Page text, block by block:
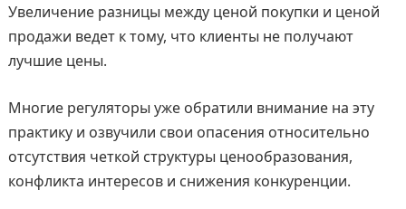
Увеличение разницы между ценой покупки и ценой
продажи ведет к тому, что клиенты не получают
лучшие цены.
Многие регуляторы уже обратили внимание на эту
практику и озвучили свои опасения относительно
отсутствия четкой структуры ценообразования,
конфликта интересов и снижения конкуренции.